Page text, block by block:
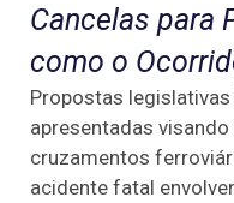
Cancelas para
como o
Propostas
apresentadas
cruzamentos
acidente fatal